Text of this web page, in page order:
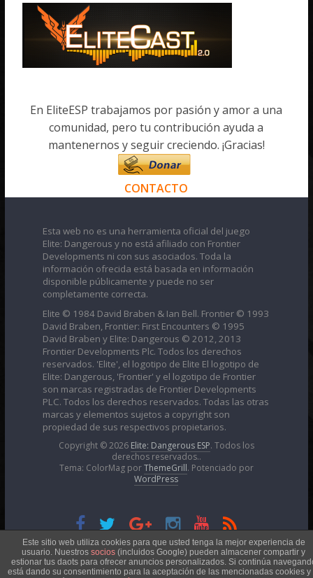
En EliteESP trabajamos por pasión y amor a una
comunidad, pero tu contribución ayuda a
mantenernos y seguir creciendo. ¡Gracias!
CONTACTO
Esta web no es una herramienta oficial del juego
Elite: Dangerous y no está afiliado con Frontier
Developments ni con sus asociados. Toda la
información ofrecida está basada en información
disponible públicamente y puede no ser
completamente correcta.
Elite © 1984 David Braben & Ian Bell. Frontier © 1993
David Braben, Frontier: First Encounters © 1995
David Braben y Elite: Dangerous © 2012, 2013
Frontier Developments Plc. Todos los derechos
reservados. 'Elite', el logotipo de Elite El logotipo de
Elite: Dangerous, 'Frontier' y el logotipo de Frontier
son marcas registradas de Frontier Developments
PLC. Todos los derechos reservados. Todas las otras
marcas y elementos sujetos a copyright son
propiedad de sus respectivos propietarios.
Copyright © 2026 Elite: Dangerous ESP. Todos los
derechos reservados..
Tema: ColorMag porThemeGrill. Potenciado por
WordPress
Esta obra está bajo unaLicencia Creative Commons
Este sitio web utiliza cookies para que usted tenga la mejor experiencia de
usuario. Nuestros socios (incluidos Google) pueden almacener compartir y
estionar tus daots para ofrecer anuncios personalizados. Si continúa
está dando su consentimiento para la aceptación de las mencionadas cookies y